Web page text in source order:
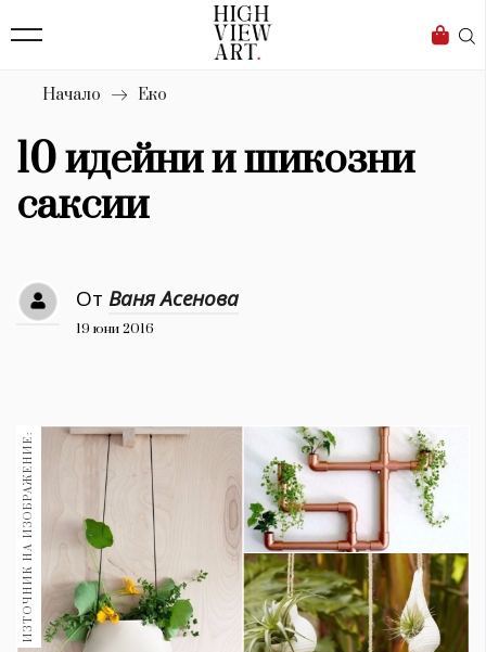
Бизнес
Мода
Dialogue
Изкуство
4340
Красота
777
Книги 1188
30+ 1970
Гурме 1710
Пътувай
237
Начало Еко
10 идейни и шикозни
саксии
От Ваня Асенова
19 юни 2016
ИЗТОЧНИК НА ИЗОБРАЖЕНИЕ: